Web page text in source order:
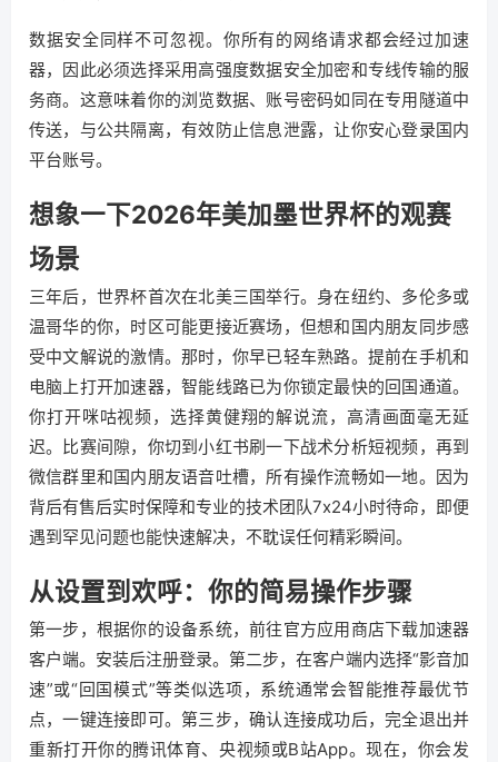
数据安全同样不可忽视。你所有的网络请求都会经过加速
器，因此必须选择采用高强度数据安全加密和专线传输的服
务商。这意味着你的浏览数据、账号密码如同在专用隧道中
传送，与公共隔离，有效防止信息泄露，让你安心登录国内
平台账号。
想象一下2026年美加墨世界杯的观赛
场景
三年后，世界杯首次在北美三国举行。身在纽约、多伦多或
温哥华的你，时区可能更接近赛场，但想和国内朋友同步感
受中文解说的激情。那时，你早已轻车熟路。提前在手机和
电脑上打开加速器，智能线路已为你锁定最快的回国通道。
你打开咪咕视频，选择黄健翔的解说流，高清画面毫无延
迟。比赛间隙，你切到小红书刷一下战术分析短视频，再到
微信群里和国内朋友语音吐槽，所有操作流畅如一地。因为
背后有售后实时保障和专业的技术团队7x24小时待命，即便
遇到罕见问题也能快速解决，不耽误任何精彩瞬间。
从设置到欢呼：你的简易操作步骤
第一步，根据你的设备系统，前往官方应用商店下载加速器
客户端。安装后注册登录。第二步，在客户端内选择“影音加
速”或“回国模式”等类似选项，系统通常会智能推荐最优节
点，一键连接即可。第三步，确认连接成功后，完全退出并
重新打开你的腾讯体育、央视频或B站App。现在，你会发